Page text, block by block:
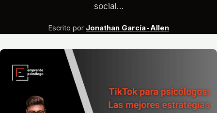
social…
Escrito por Jonathan García-Allen